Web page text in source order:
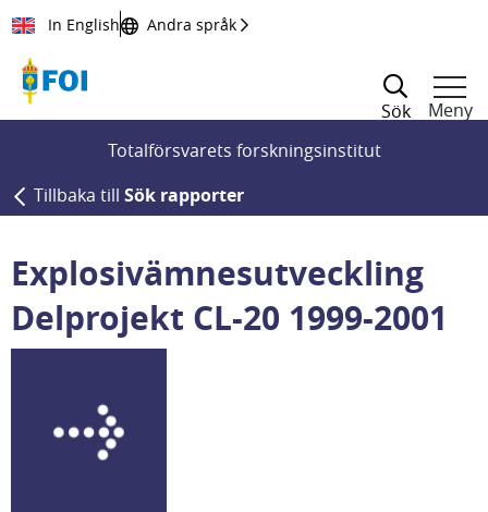
Till innehållet
In English Andra språk
Sök
Meny
Totalförsvarets forskningsinstitut
Tillbaka till Sök rapporter
Explosivämnesutveckling
Delprojekt CL-20 1999-2001